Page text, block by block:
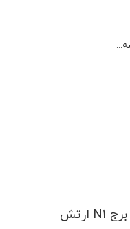
پیش خرید آپارتمان 141 متری برج N1 ارتش